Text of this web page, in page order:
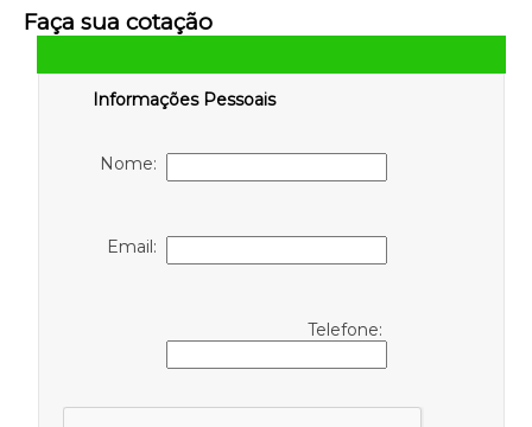
Faça sua cotação
Informações Pessoais
Nome:
Email:
Telefone: